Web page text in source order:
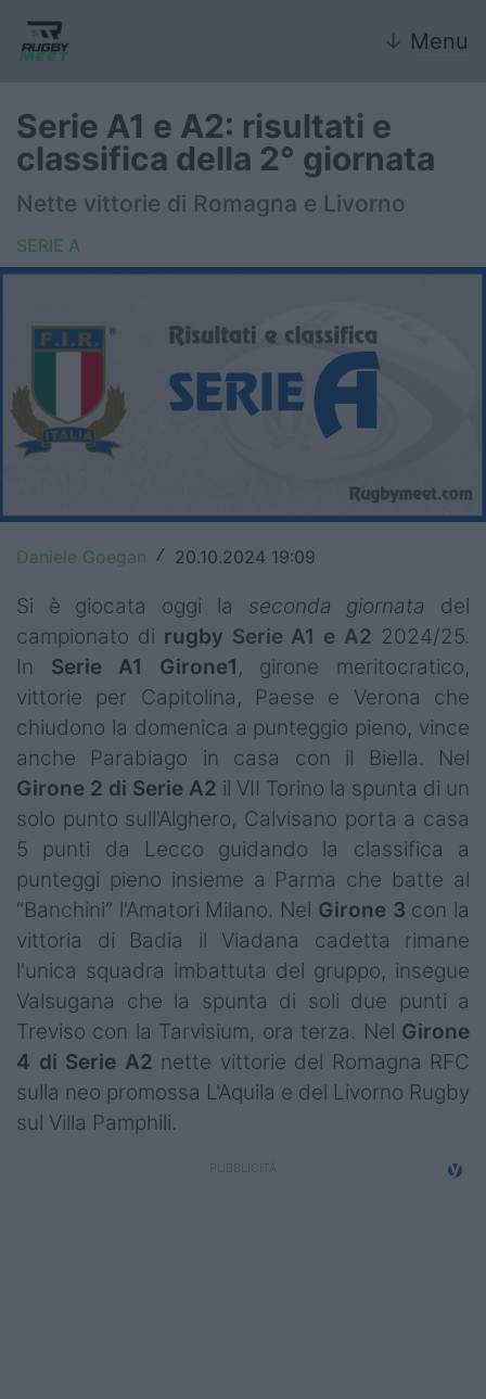
↓ Menu
Rugby Sevens
FIR
6 Nazioni
Top14
Premiership
Champions Cup
Challenge Cup
World Rugby
Rugby World Cup
Super Rugby
Rugby in TV
Mercato
Serie A Elite
Campionati
Serie A
Serie B
Serie C
Serie A1 e A2: risultati e
classifica della 2° giornata
Nette vittorie di Romagna e Livorno
SERIE A
Daniele Goegan / 20.10.2024 19:09
Si è giocata oggi la seconda giornata del
campionato di rugby Serie A1 e A2 2024/25.
In Serie A1 Girone1, girone meritocratico,
vittorie per Capitolina, Paese e Verona che
chiudono la domenica a punteggio pieno, vince
anche Parabiago in casa con il Biella. Nel
Girone 2 di Serie A2 il VII Torino la spunta di un
solo punto sull'Alghero, Calvisano porta a casa
5 punti da Lecco guidando la classifica a
punteggi pieno insieme a Parma che batte al
“Banchini” l'Amatori Milano. Nel Girone 3 con la
vittoria di Badia il Viadana cadetta rimane
l'unica squadra imbattuta del gruppo, insegue
Valsugana che la spunta di soli due punti a
Treviso con la Tarvisium, ora terza. Nel Girone
4 di Serie A2 nette vittorie del Romagna RFC
sulla neo promossa L'Aquila e del Livorno Rugby
sul Villa Pamphili.